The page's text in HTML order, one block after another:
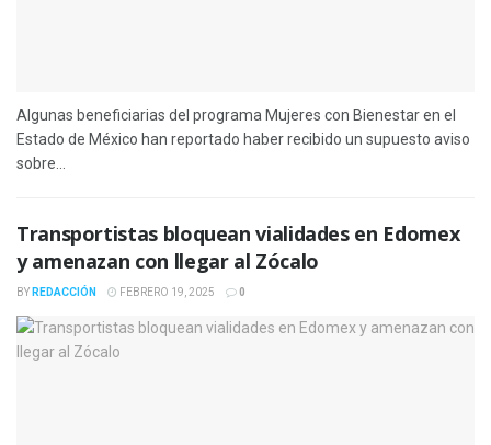
Algunas beneficiarias del programa Mujeres con Bienestar en el
Estado de México han reportado haber recibido un supuesto aviso
sobre...
Transportistas bloquean vialidades en Edomex
y amenazan con llegar al Zócalo
BY REDACCIÓN FEBRERO 19, 2025 0